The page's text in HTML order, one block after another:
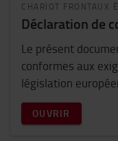
CHARIOT FRONTAUX
Déclaration de
Le présent
conformes aux
législation
OUVRIR